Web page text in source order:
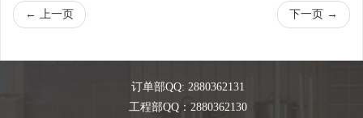
← 上一页 下一页 →
订单部QQ: 2880362131
工程部QQ：2880362130